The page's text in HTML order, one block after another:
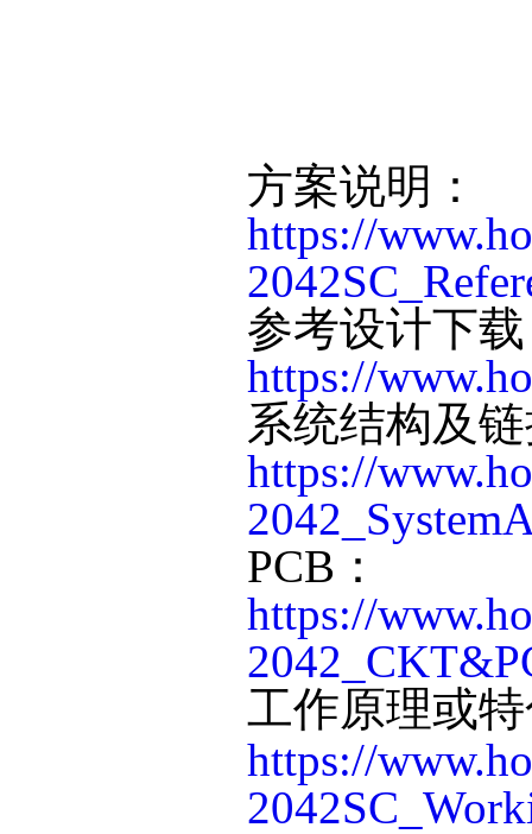
方案说明：
https://
参考设计下
https://
系统结构及
https://
PCB：
https://
工作原理或
https://